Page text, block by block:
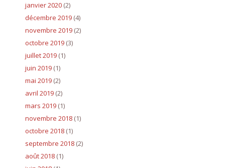
janvier 2020 (2)
décembre 2019 (4)
novembre 2019 (2)
octobre 2019 (3)
juillet 2019 (1)
juin 2019 (1)
mai 2019 (2)
avril 2019 (2)
mars 2019 (1)
novembre 2018 (1)
octobre 2018 (1)
septembre 2018 (2)
août 2018 (1)